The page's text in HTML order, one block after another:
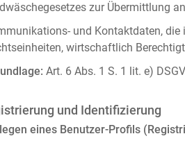
zur Übermittlung
und Kontaktdaten,
wirtschaftlich
Art. 6 Abs. 1 S. 1 lit. e)
und Identifizierung
eines Benutzer-Profils